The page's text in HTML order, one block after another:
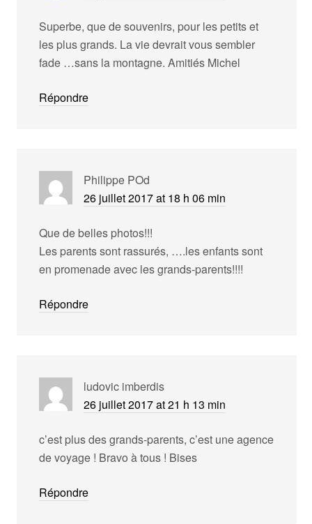
Superbe, que de souvenirs, pour les petits et
les plus grands. La vie devrait vous sembler
fade …sans la montagne. Amitiés Michel
Répondre
Philippe POd
26 juillet 2017 at 18 h 06 min
Que de belles photos!!!
Les parents sont rassurés, ….les enfants sont
en promenade avec les grands-parents!!!!
Répondre
ludovic imberdis
26 juillet 2017 at 21 h 13 min
c’est plus des grands-parents, c’est une agence
de voyage ! Bravo à tous ! Bises
Répondre